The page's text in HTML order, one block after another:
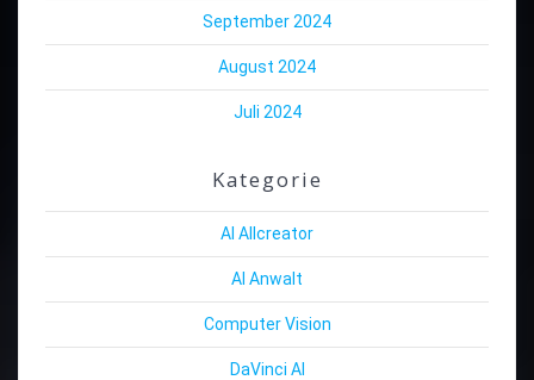
September 2024
August 2024
Juli 2024
Kategorie
AI Allcreator
AI Anwalt
Computer Vision
DaVinci AI